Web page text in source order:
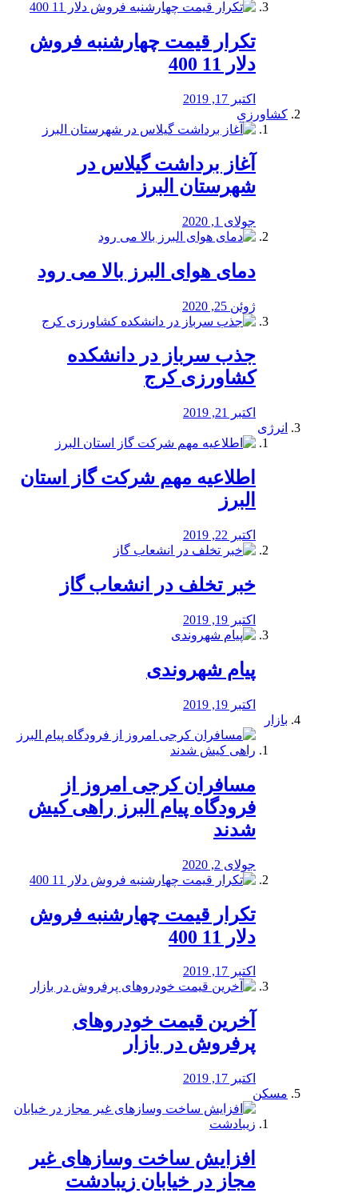
تکرار قیمت چهارشنبه فروش
دلار 11 400
اکتبر 17, 2019
کشاورزی
آغاز برداشت گیلاس در
شهرستان البرز
جولای 1, 2020
دمای هوای البرز بالا می رود
ژوئن 25, 2020
جذب سرباز در دانشکده
کشاورزی کرج
اکتبر 21, 2019
انرژی
️اطلاعیه مهم شرکت گاز استان
البرز
اکتبر 22, 2019
خبر تخلف در انشعاب گاز
اکتبر 19, 2019
پیام شهروندی
اکتبر 19, 2019
بازار
مسافران کرجی امروز از
فرودگاه پیام البرز راهی کیش
شدند
جولای 2, 2020
تکرار قیمت چهارشنبه فروش
دلار 11 400
اکتبر 17, 2019
آخرین قیمت خودرو‌های
پرفروش در بازار
اکتبر 17, 2019
مسکن
افزایش ساخت وسازهای غیر
مجاز در خیابان زیبادشت